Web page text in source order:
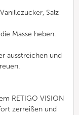
Salz
Masse heben.
ausstreichen und
RETIGO VISION
zerreißen und